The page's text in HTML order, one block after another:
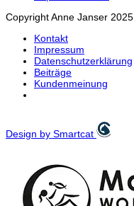
Copyright Anne Janser 2025
Kontakt
Impressum
Datenschutzerklärung
Beiträge
Kundenmeinung
Design by Smartcat